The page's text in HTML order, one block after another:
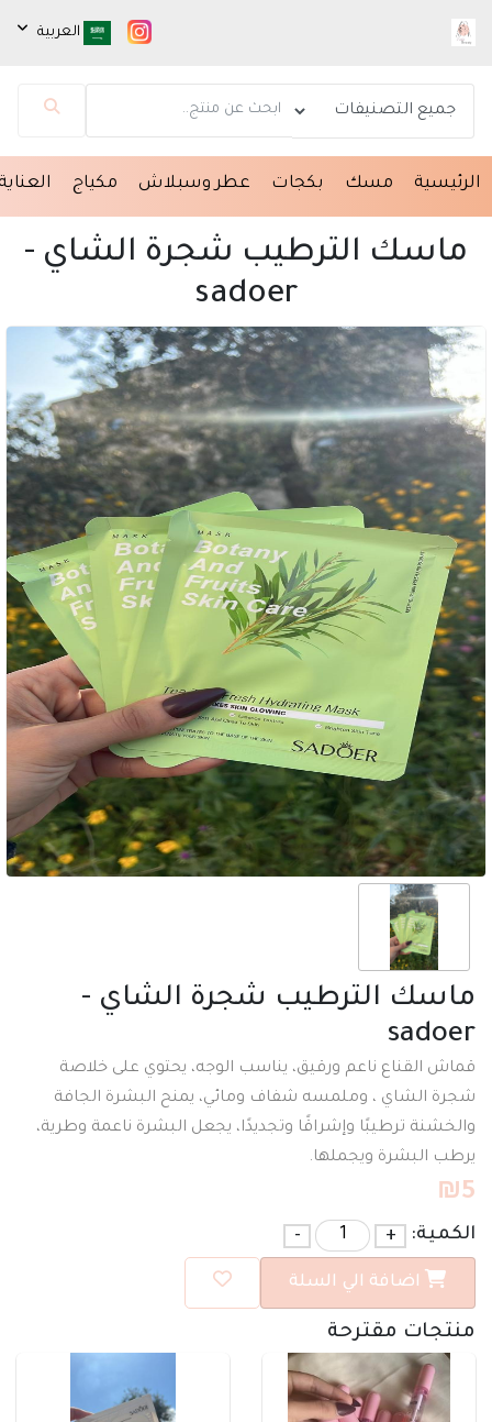
العربية
الرئيسية مسك بكجات عطر وسبلاش مكياج
ماسك الترطيب شجرة الشاي -
sadoer
قماش القناع ناعم ورقيق، يناسب الوجه، يحتوي على خلاصة
شجرة الشاي ، وملمسه شفاف ومائي، يمنح البشرة الجافة
والخشنة ترطيبًا وإشراقًا وتجديدًا، يجعل البشرة ناعمة وطرية،
يرطب البشرة ويجملها.
₪5
الكمية: +
-
اضافة الي السلة
ماسك الترطيب شجرة الشاي -
sadoer
منتجات مقترحة
مساعد Pink beauty
متصل الآن
مرحباً 👋 أنا مساعدك الذكي في Pink beauty.
كيف يمكنني مساعدتك؟ اكتب لي عن المنتج الذي